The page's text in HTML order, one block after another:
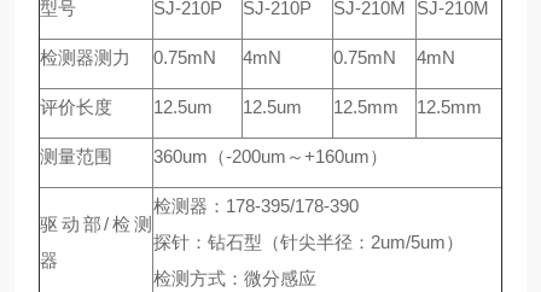
型号 SJ-210P SJ-210P SJ-210M SJ-210M
检测器测力 0.75mN 4mN 0.75mN 4mN
评价长度 12.5um 12.5um 12.5mm 12.5mm
测量范围 360um（-200um～+160um）
驱动部/检测
器
检测器：178-395/178-390
探针：钻石型（针尖半径：2um/5um）
检测方式：微分感应